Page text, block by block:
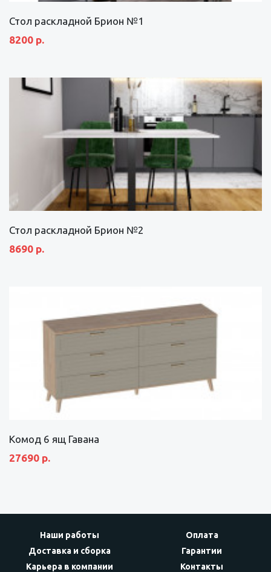
Стол раскладной Брион №1
8200 р.
Стол раскладной Брион №2
8690 р.
Комод 6 ящ Гавана
27690 р.
Наши работы
Оплата
Доставка и сборка
Гарантии
Карьера в компании
Контакты